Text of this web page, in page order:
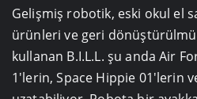
Gelişmiş robotik, eski okul el
ürünleri ve geri
kullanan B.I.L.L. şu anda Air
1'lerin, Space Hippie 01'lerin